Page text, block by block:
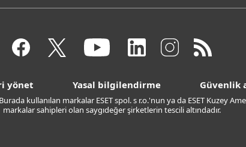
yönet Yasal bilgilendirme Güvenlik
kullanılan markalar ESET spol. s r.o.'nun ya da ESET Kuzey
markalar sahipleri olan saygıdeğer şirketlerin tescili altındadır.